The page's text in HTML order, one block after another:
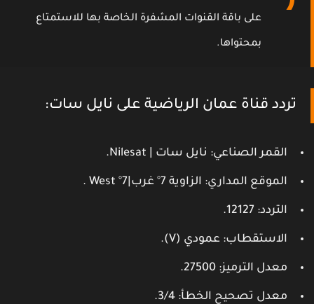
على باقة القنوات المشفرة الخاصة بها للاستمتاع
بمحتواها.
تردد قناة عمان الرياضية على نايل سات:
القمر الصناعي: نايل سات | Nilesat.
الموقع المداري: الزاوية 7° غرب|7° West .
التردد: 12127.
الاستقطاب: عمودي (V).
معدل الترميز: 27500.
معدل تصحيح الخطأ: 3/4.